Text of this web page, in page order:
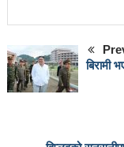
काउन्सिल सुक्ष्म
लोकतान्त्रिक
बिरामी